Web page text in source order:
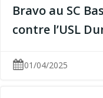
Bravo au SC
contre l’USL
01/04/2025